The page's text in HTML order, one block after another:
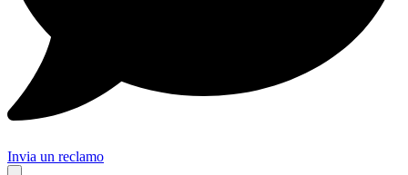
Invia un reclamo